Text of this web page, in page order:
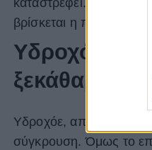
βρίσκεται η
Υδροχόος: η
ξεκάθαρα
Υδροχόε, αποφεύγεις
σύγκρουση. Όμως το